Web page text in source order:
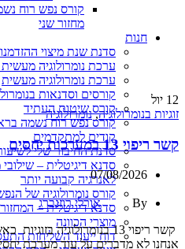
קורס נפש רוח
מחזור שני
חנות
סדנת שנת מיצוי
ערכת נומרולוגיה
ערכת נומרולוגיה מעשית
קורסים וסדנאות
קורס שיטות העתיד
קורס נפש רוח נשמה
קודים למתקדמים
סדנת החיבור שלי
סדנא דיגיטלית –
לאנרגיה קבועה יותר
קורס נומרולוגיה של
סדנא דיגיטלית – המחזור
מוצרי הכוונה
דוח ייעוד השליחות
12 יול
זוגיות בנומרולוגיה,נומרולוגיה
קשר ריפוי 13 במערכות יחסים
07/08/2026
By
אורלי רוזנברג
אנחנו לא מדברים על עוד מערכת